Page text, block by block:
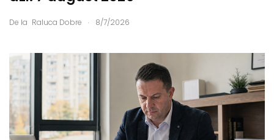
De la Raluca Dobre . 8/7/2026